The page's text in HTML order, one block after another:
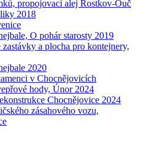
propojovací alej Rostkov-Ouč
2018
O pohár starosty 2019
a plocha pro kontejnery,
2020
v Chocnějovicích
hody, Únor 2024
Chocnějovice 2024
zásahového vozu,